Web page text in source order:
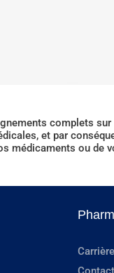
complets
et par
médicaments ou de